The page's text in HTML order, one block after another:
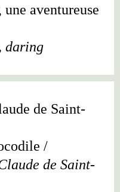
une aventureuse
daring
de Saint-
/
de Saint-